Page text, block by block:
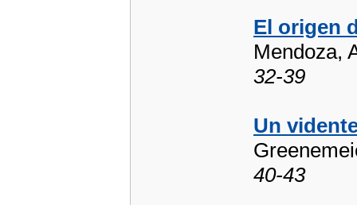
El origen
Mendoza,
32-39
Un
40-43